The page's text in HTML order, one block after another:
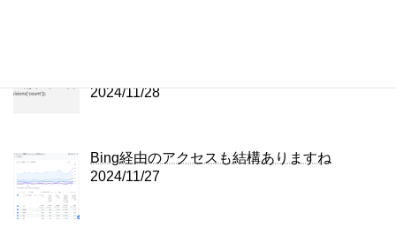
2024/11/28
Bing経由のアクセスも結構ありますね
2024/11/27